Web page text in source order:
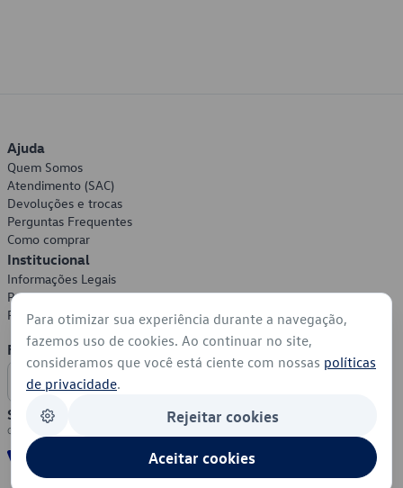
Ajuda
Quem Somos
Atendimento (SAC)
Devoluções e trocas
Perguntas Frequentes
Como comprar
Institucional
Informações Legais
Política de Privacidade
Política de Cookies
Formas de Pagamento
Segurança
Para otimizar sua experiência durante a navegação,
fazemos uso de cookies. Ao continuar no site,
consideramos que você está ciente com nossas políticas
de privacidade.
Rejeitar cookies
Aceitar cookies